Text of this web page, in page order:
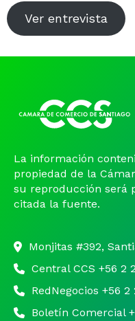
Eventos
Unidades de Servicios
Ver entrevista
La información
propiedad de la
su reproducción será
citada la fuente.
Monjitas #392,
Central CCS +56 2
RedNegocios +56 2
Boletín Comercial